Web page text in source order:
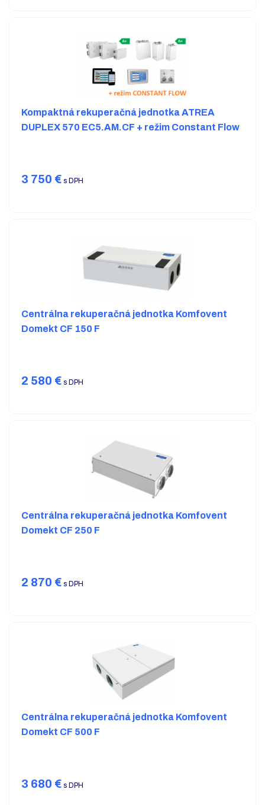
Kompaktná rekuperačná jednotka ATREA
DUPLEX 570 EC5.AM.CF + režim Constant Flow
3 750 € s DPH
Centrálna rekuperačná jednotka Komfovent
Domekt CF 150 F
2 580 € s DPH
Centrálna rekuperačná jednotka Komfovent
Domekt CF 250 F
2 870 € s DPH
Centrálna rekuperačná jednotka Komfovent
Domekt CF 500 F
3 680 € s DPH